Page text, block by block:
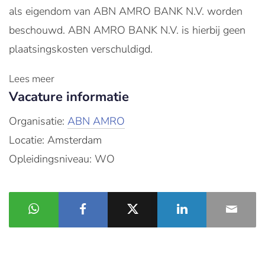
als eigendom van ABN AMRO BANK N.V. worden
beschouwd. ABN AMRO BANK N.V. is hierbij geen
plaatsingskosten verschuldigd.
Lees meer
Vacature informatie
Organisatie: ABN AMRO
Locatie: Amsterdam
Opleidingsniveau: WO